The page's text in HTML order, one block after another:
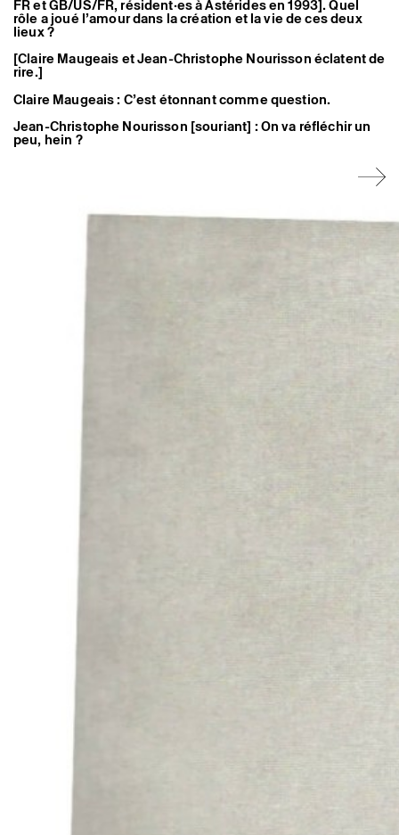
FR et GB/US/FR, résident·es à Astérides en 1993]. Quel
rôle a joué l’amour dans la création et la vie de ces deux
lieux ?
[Claire Maugeais et Jean-Christophe Nourisson éclatent de
rire.]
Claire Maugeais : C’est étonnant comme question.
Jean-Christophe Nourisson [souriant] : On va réfléchir un
peu, hein ?